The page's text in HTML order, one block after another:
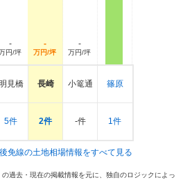
-
円/坪
見橋
5件
-
万円/坪
長崎
2件
-
万円/坪
小篭通
-件
篠原
1件
免線の土地相場情報をすべて見る
過去・現在の掲載情報を元に、独自のロジックによっ